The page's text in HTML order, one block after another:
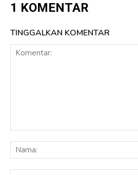
1 KOMENTAR
TINGGALKAN KOMENTAR